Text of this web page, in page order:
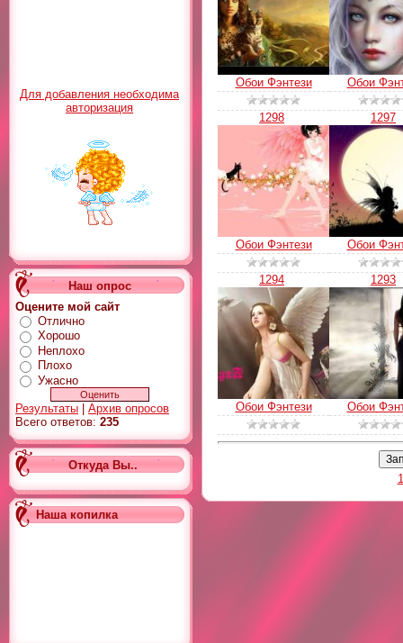
Для добавления необходима
авторизация
Наш опрос
Оцените мой сайт
Отлично
Хорошо
Неплохо
Плохо
Ужасно
Результаты
Архив опросов
Всего ответов: 235
Откуда Вы..
Наша копилка
Обои Фэнтези Обои
1298
Обои Фэнтези
1297
Обои
1294
Обои Фэнтези
1293
Обои